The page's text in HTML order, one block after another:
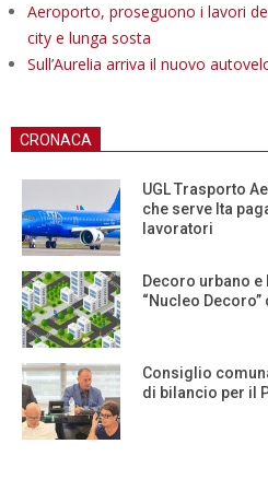
Aeroporto, proseguono i lavori
city e lunga sosta
Sull’Aurelia arriva il nuovo
CRONACA
UGL Trasporto
che serve Ita
lavoratori
Decoro urbano e
“Nucleo
Consiglio
di bilancio per il